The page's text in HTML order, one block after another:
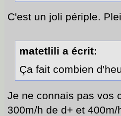
C'est un joli périple.
matetlili a écrit:
Ça fait combien
Je ne connais pas vos
300m/h de d+ et